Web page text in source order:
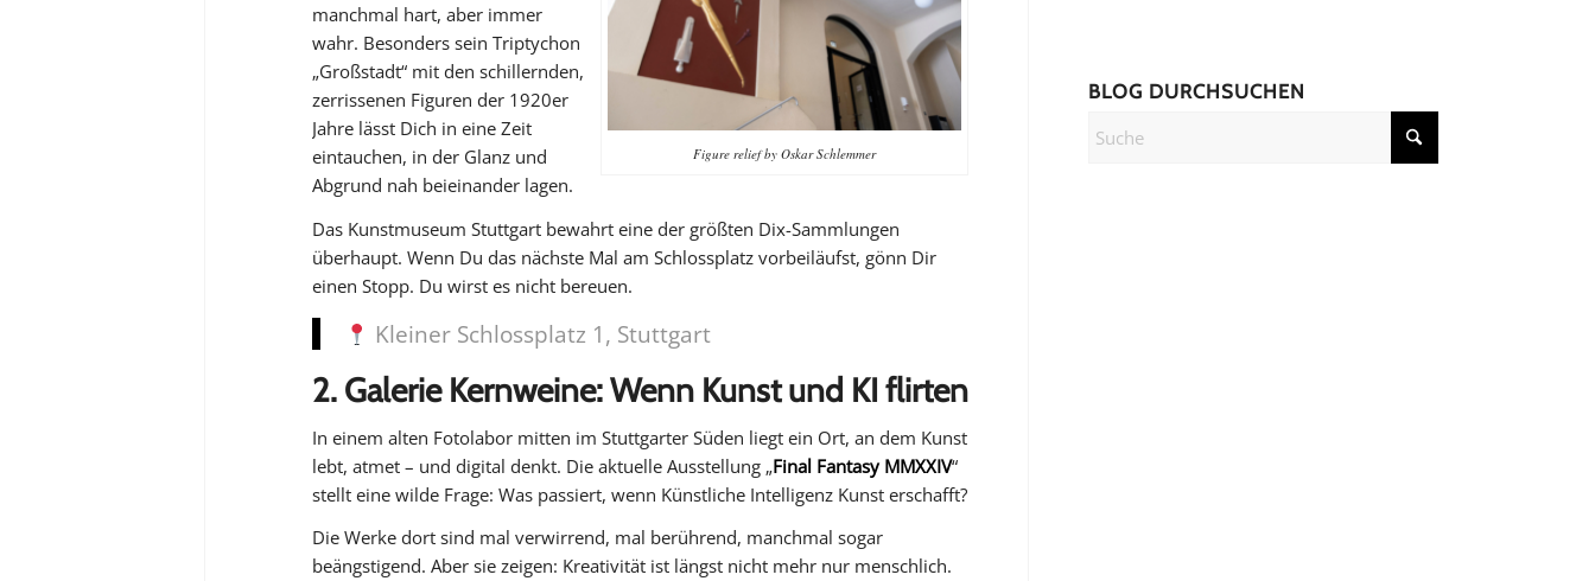
Figure relief by Oskar Schlemmer
manchmal hart, aber immer
wahr. Besonders sein Triptychon
„Großstadt“ mit den schillernden,
zerrissenen Figuren der 1920er
Jahre lässt Dich in eine Zeit
eintauchen, in der Glanz und
Abgrund nah beieinander lagen.
Das Kunstmuseum Stuttgart bewahrt eine der größten Dix-Sammlungen
überhaupt. Wenn Du das nächste Mal am Schlossplatz vorbeiläufst, gönn Dir
einen Stopp. Du wirst es nicht bereuen.
Kleiner Schlossplatz 1, Stuttgart
2. Galerie Kernweine: Wenn Kunst und KI flirten
In einem alten Fotolabor mitten im Stuttgarter Süden liegt ein Ort, an dem Kunst
lebt, atmet – und digital denkt. Die aktuelle Ausstellung „Final Fantasy MMXXIV“
stellt eine wilde Frage: Was passiert, wenn Künstliche Intelligenz Kunst erschafft?
Die Werke dort sind mal verwirrend, mal berührend, manchmal sogar
beängstigend. Aber sie zeigen: Kreativität ist längst nicht mehr nur menschlich.
BLOG DURCHSUCHEN